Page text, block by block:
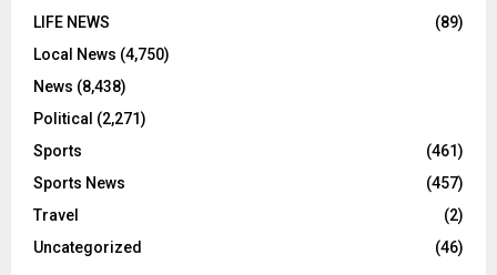
LIFE NEWS
(89)
Local News (4,750)
News (8,438)
Political (2,271)
Sports
(461)
Sports News
(457)
Travel
(2)
Uncategorized
(46)